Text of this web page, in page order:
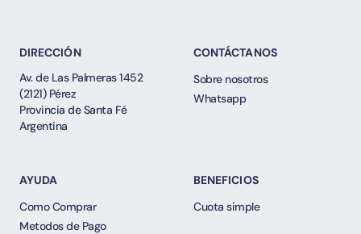
DIRECCIÓN
Av. de Las Palmeras 1452
(2121) Pérez
Provincia de Santa Fé
Argentina
CONTÁCTANOS
Sobre nosotros
Whatsapp
AYUDA
Como Comprar
Metodos de Pago
BENEFICIOS
Cuota simple